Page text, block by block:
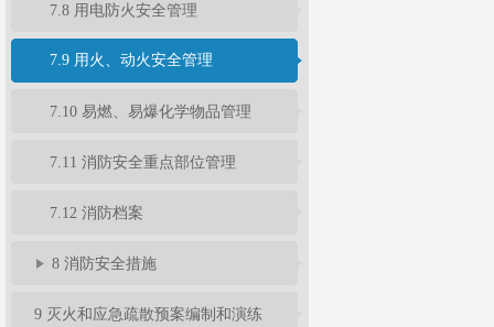
7.8 用电防火安全管理
7.9 用火、动火安全管理
7.10 易燃、易爆化学物品管理
7.11 消防安全重点部位管理
7.12 消防档案
8 消防安全措施
9 灭火和应急疏散预案编制和演练